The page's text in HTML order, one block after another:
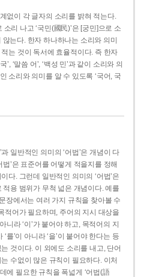
없이 각 글자의 소리를 밝혀 적는다.
소리 나고 ‘국민(國民)’은 [궁민]으로 소
않는다. 한자 하나하나는 소리와 의미
는 것이 독서에 효율적이다. 즉 한자
’, ‘말씀 어’, ‘백성 민’과 같이 소리와 의
소리와 의미를 알 수 있도록 ‘국어, 국
일반적인 의미의 ‘어법’은 개념이 다
’은 표준어를 어떻게 적을지를 정해
다. 그런데 일반적인 의미의 ‘어법’은
적용 범위가 무척 넓은 개념이다. 예를
장에서는 여러 가지 규칙을 찾아볼 수
적어가 필요하며, 주어의 지시 대상을
니라 ‘이’가 붙어야 하고, 목적어의 지
를’이 아니라 ‘을’이 붙어야 한다는 등
것이다. 이 외에도 소리를 내고, 단어
수없이 많은 규칙이 필요하다. 이처
에 필요한 규칙을 폭넓게 ‘어법(語